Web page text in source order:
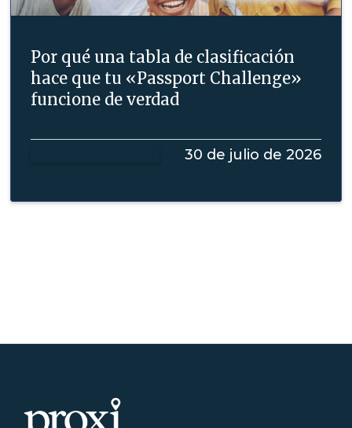
Por qué una tabla de clasificación
hace que tu «Passport Challenge»
funcione de verdad
30 de julio de 2026